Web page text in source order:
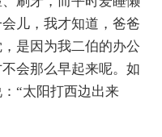
儿，我才知道，爸爸
是因为我二伯的办公
会那么早起来呢。如
“太阳打西边出来